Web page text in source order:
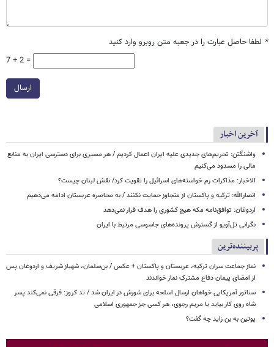
* لطفا حاصل عبارت را در جعبه متن روبرو وارد کنید
7 + 2 =
ارسال
آخرین اخبار
واشنگتن: تحریم‌های جدیدی علیه ایران اعمال کردیم / هر مسیری برای دسترسی ایران به منابع
مالی را مسدود می‌کنیم
الاخبار: مذاکرات رم خواسته‌های اسرائیل را تقویت کرد/ نقش لبنان چیست؟
انصارالله: ترکیه و پاکستان از متجاوز حمایت نکنند / به محاصره عربستان ادامه می‌دهیم
اردوغان: توافق‌نامه مکه هیچ کشوری را هدف قرار نمی‌دهد
نگرانی تل‌آویو از گسترش پرونده‌های جاسوسی مرتبط با ایران
پربیننده‌ترین
نماز جماعت سران ترکیه، عربستان و پاکستان + عکس / بن‌سلمان، شهباز شریف و اردوغان پس
از امضای پیمان دفاع مشترک نماز خواندند
سناتور آمریکایی خواهان ارسال اسلحه برای شورش در ایران شد / تد کروز: فرقی نمی‌کند پسر
شاه روی کار بیاید یا مریم رجوی، هر کسی جز جمهوری اسلامی
پوتین به بن زاید چه گفت؟